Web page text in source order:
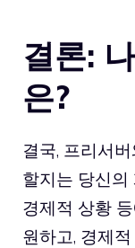
결론:
은?
결국, 프리서
할지는 당신의
경제적 상황
원하고, 경제